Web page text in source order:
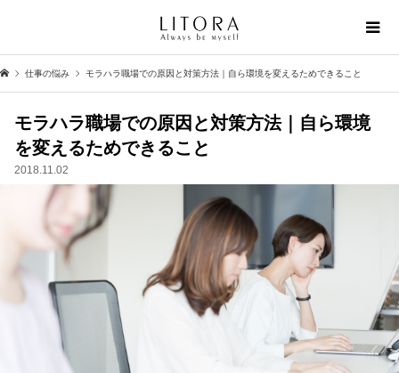
仕事の悩み モラハラ職場での原因と対策方法｜自ら環境を変えるためできること
モラハラ職場での原因と対策方法｜自ら環境
を変えるためできること
2018.11.02